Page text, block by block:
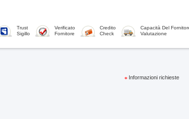
Trust
Sigillo
Verificato
Fornitore
Credito
Check
Capacità Del
Valutazione
Informazioni richieste